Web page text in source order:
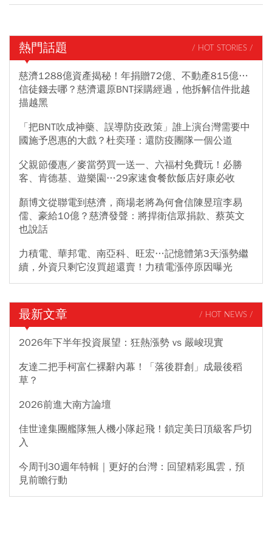
熱門話題 / HOT STORIES /
慈濟1288億資產揭秘！年捐贈72億、不動產815億…
信徒錢去哪？慈濟還原BNT採購經過，他拆解信件批越
描越黑
「把BNT吹成神藥、誤導防疫政策」誰上演台灣需要中
國施予恩惠的大戲？杜奕瑾：還防疫團隊一個公道
父親節優惠／麥當勞買一送一、六福村免費玩！必勝
客、肯德基、遊樂園…29家速食餐飲飯店好康必收
顏博文從聯電到慈濟，商場老將為何會信陳昱瑄李易
儒、豪給10億？慈濟發聲：將捍衛信眾捐款、蔡英文
也說話
力積電、華邦電、南亞科、旺宏…記憶體第3天漲勢繼
續，外資只剩它沒買超還賣！力積電漲停原因曝光
最新文章 / HOT NEWS /
2026年下半年投資展望：狂熱漲勢 vs 嚴峻現實
友達二把手柯富仁裸辭內幕！「落後群創」成最後稻
草？
2026前進大南方論壇
佳世達集團艦隊無人機小隊起飛！鎖定美日頂級客戶切
入
今周刊30週年特輯｜更好的台灣：回望精彩風雲，預
見前瞻行動